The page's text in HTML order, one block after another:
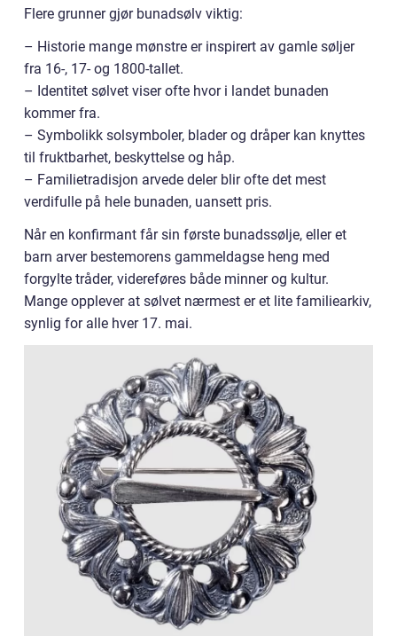
Flere grunner gjør bunadsølv viktig:
– Historie mange mønstre er inspirert av gamle søljer
fra 16-, 17- og 1800-tallet.
– Identitet sølvet viser ofte hvor i landet bunaden
kommer fra.
– Symbolikk solsymboler, blader og dråper kan knyttes
til fruktbarhet, beskyttelse og håp.
– Familietradisjon arvede deler blir ofte det mest
verdifulle på hele bunaden, uansett pris.
Når en konfirmant får sin første bunadssølje, eller et
barn arver bestemorens gammeldagse heng med
forgylte tråder, videreføres både minner og kultur.
Mange opplever at sølvet nærmest er et lite familiearkiv,
synlig for alle hver 17. mai.